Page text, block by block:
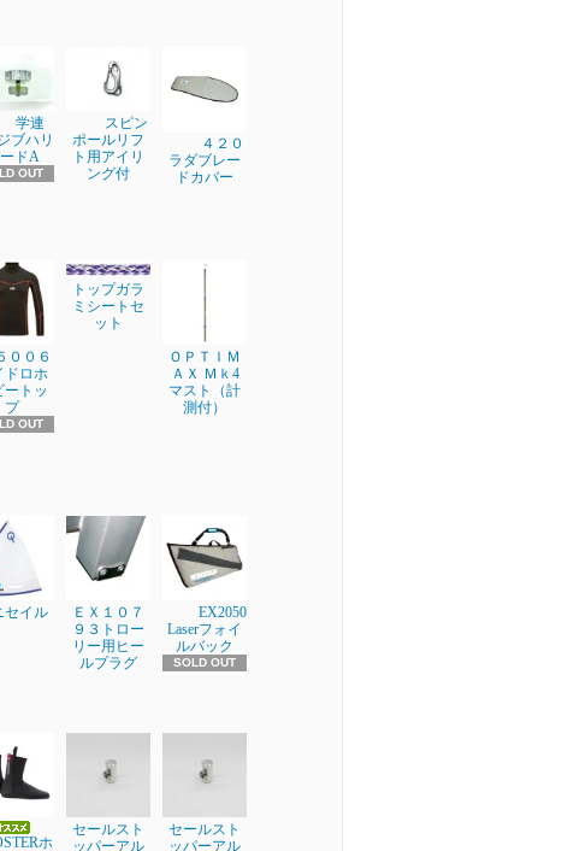
学連
ブハリ
ドA
OUT
スピン
ポールリフ
ト用アイリ
ング付
４２０
ラダブレー
ドカバー
００６
ドロホ
ートッ
プ
OUT
トップガラ
ミシートセ
ット
ＯＰＴＩＭ
ＡＸ Ｍｋ4
マスト（計
測付）
セイル
ＥＸ１０７
９３トロー
リー用ヒー
ルプラグ
EX2050
Laserフォイ
ルバック
SOLD OUT
ホ
セールスト
ッパーアル
セールスト
ッパーアル